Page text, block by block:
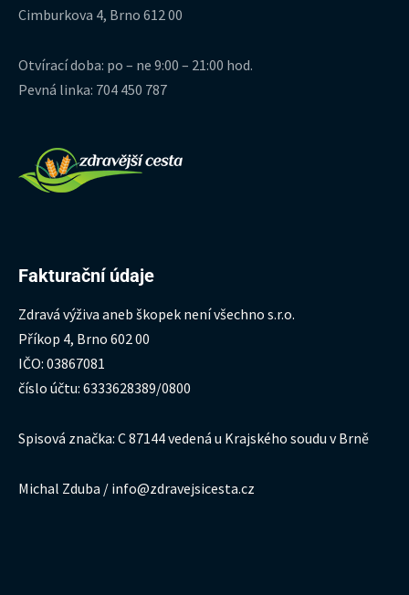
Cimburkova 4, Brno 612 00
Otvírací doba: po – ne 9:00 – 21:00 hod.
Pevná linka: 704 450 787
Fakturační údaje
Zdravá výživa aneb škopek není všechno s.r.o.
Příkop 4, Brno 602 00
IČO: 03867081
číslo účtu: 6333628389/0800
Spisová značka: C 87144 vedená u Krajského soudu v Brně
Michal Zduba / info@zdravejsicesta.cz